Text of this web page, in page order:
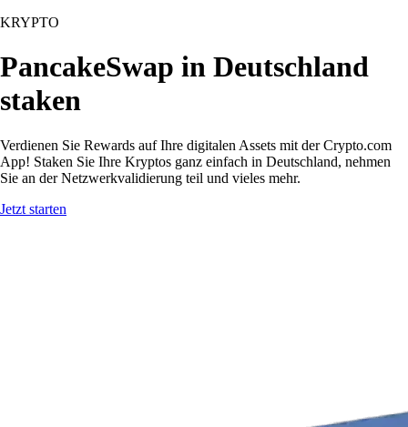
KRYPTO
PancakeSwap in Deutschland
staken
Verdienen Sie Rewards auf Ihre digitalen Assets mit der Crypto.com
App! Staken Sie Ihre Kryptos ganz einfach in Deutschland, nehmen
Sie an der Netzwerkvalidierung teil und vieles mehr.
Jetzt starten